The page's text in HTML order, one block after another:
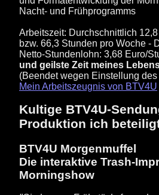
Nacht- und Frühprogramms
Arbeitszeit: Durchschnittlich
bzw. 66,3 Stunden pro Woche -
Netto-Stundenlohn: 3,68 Euro/
und geilste Zeit meines
(Beendet wegen Einstellung
Mein Arbeitszeugnis von BTV4U
Kultige BTV4U-
Produktion ich
BTV4U Morgenmuffel
Die interaktive Trash-
Morningshow